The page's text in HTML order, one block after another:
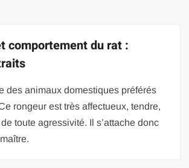
comportement du rat :
des animaux domestiques préférés
rongeur est très affectueux, tendre,
toute agressivité. Il s’attache donc